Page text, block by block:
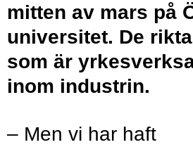
mitten av mars på
universitet. De
som är
inom industrin.
– Men vi har haft